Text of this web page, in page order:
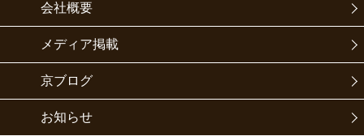
会社概要
メディア掲載
京ブログ
お知らせ